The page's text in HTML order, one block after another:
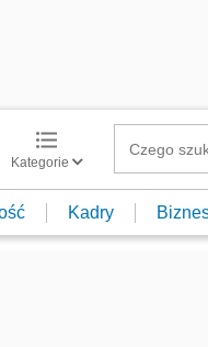
Kategorie
Kadry